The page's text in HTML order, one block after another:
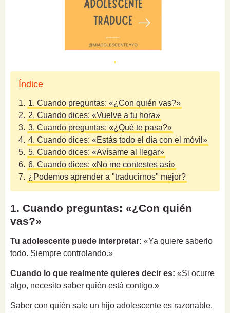
Índice
1. 1. Cuando preguntas: «¿Con quién vas?»
2. 2. Cuando dices: «Vuelve a tu hora»
3. 3. Cuando preguntas: «¿Qué te pasa?»
4. 4. Cuando dices: «Estás todo el día con el móvil»
5. 5. Cuando dices: «Avísame al llegar»
6. 6. Cuando dices: «No me contestes así»
7. ¿Podemos aprender a "traducirnos" mejor?
1. Cuando preguntas: «¿Con quién
vas?»
Tu adolescente puede interpretar: «Ya quiere saberlo
todo. Siempre controlando.»
Cuando lo que realmente quieres decir es: «Si ocurre
algo, necesito saber quién está contigo.»
Saber con quién sale un hijo adolescente es razonable.